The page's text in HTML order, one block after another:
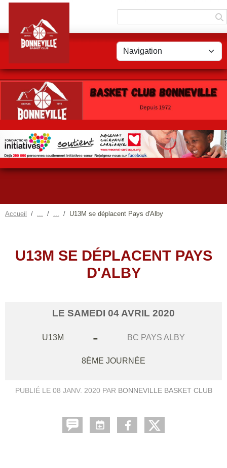
Accueil U13M se déplacent Pays d'Alby
U13M SE DÉPLACENT PAYS
D'ALBY
LE SAMEDI 04 AVRIL 2020
U13M - BC PAYS ALBY
8ÈME JOURNÉE
PUBLIÉ LE 08 JANV. 2020 PAR BONNEVILLE BASKET CLUB